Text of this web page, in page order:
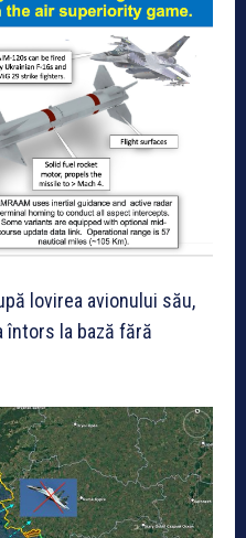
lovirea avionului său,
întors la bază fără